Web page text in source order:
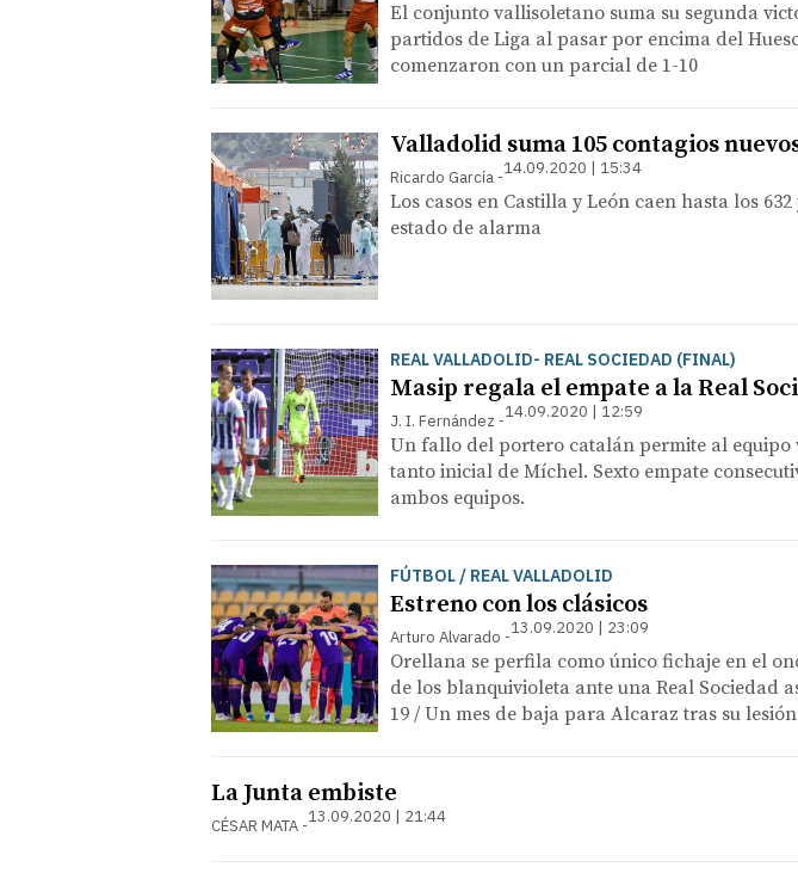
El conjunto vallisoletano suma su segunda
partidos de Liga al pasar por encima del
comenzaron con un parcial de 1-10
Valladolid suma 105 contagios
Ricardo García 14.09.2020 | 15:34
Los casos en Castilla y León caen hasta los
estado de alarma
REAL VALLADOLID- REAL SOCIEDAD (FINAL)
Masip regala el empate a la Real
J. I. Fernández 14.09.2020 | 12:59
Un fallo del portero catalán permite al equipo
tanto inicial de Míchel. Sexto empate
ambos equipos.
FÚTBOL / REAL VALLADOLID
Estreno con los clásicos
Arturo Alvarado 13.09.2020 | 23:09
Orellana se perfila como único fichaje en el
de los blanquivioleta ante una Real Sociedad
19 / Un mes de baja para Alcaraz tras su
La Junta embiste
CÉSAR MATA 13.09.2020 | 21:44